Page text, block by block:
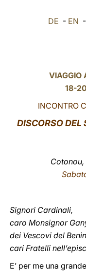
DE - EN -
VIAGGIO
18-
INCONTRO
DISCORSODEL
Signori Cardinali,
caro Monsignor
dei Vescovi del
cari Fratelli
E’ per me una